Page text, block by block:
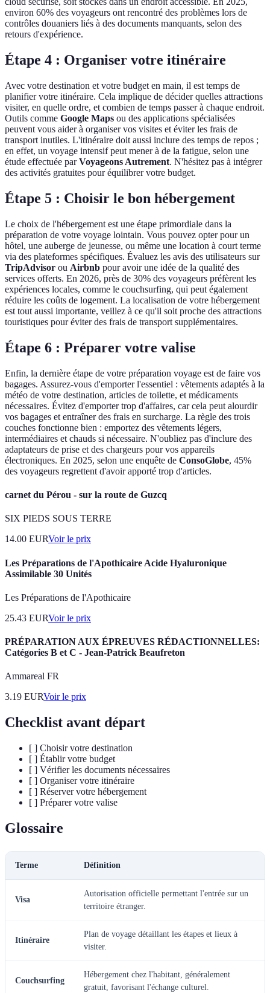
environ 60% des voyageurs ont rencontré des problèmes lors de
contrôles douaniers liés à des documents manquants, selon des
retours d'expérience.
Étape 4 : Organiser votre itinéraire
Avec votre destination et votre budget en main, il est temps de
planifier votre itinéraire. Cela implique de décider quelles attractions
visiter, en quelle ordre, et combien de temps passer à chaque endroit.
Outils comme Google Maps ou des applications spécialisées
peuvent vous aider à organiser vos visites et éviter les frais de
transport inutiles. L'itinéraire doit aussi inclure des temps de repos ;
en effet, un voyage intensif peut mener à de la fatigue, selon une
étude effectuée parVoyageons Autrement. N'hésitez pas à intégrer
des activités gratuites pour équilibrer votre budget.
Étape 5 : Choisir le bon hébergement
Le choix de l'hébergement est une étape primordiale dans la
préparation de votre voyage lointain. Vous pouvez opter pour un
hôtel, une auberge de jeunesse, ou même une location à court terme
via des plateformes spécifiques. Évaluez les avis des utilisateurs sur
TripAdvisor ou Airbnb pour avoir une idée de la qualité des
services offerts. En 2026, près de 30% des voyageurs préfèrent les
expériences locales, comme le couchsurfing, qui peut également
réduire les coûts de logement. La localisation de votre hébergement
est tout aussi importante, veillez à ce qu'il soit proche des attractions
touristiques pour éviter des frais de transport supplémentaires.
Étape 6 : Préparer votre valise
Enfin, la dernière étape de votre préparation voyage est de faire vos
bagages. Assurez-vous d'emporter l'essentiel : vêtements adaptés à la
météo de votre destination, articles de toilette, et médicaments
nécessaires. Évitez d'emporter trop d'affaires, car cela peut alourdir
vos bagages et entraîner des frais en surcharge. La règle des trois
couches fonctionne bien : emportez des vêtements légers,
intermédiaires et chauds si nécessaire. N'oubliez pas d'inclure des
adaptateurs de prise et des chargeurs pour vos appareils
électroniques. En 2025, selon une enquête de ConsoGlobe, 45%
des voyageurs regrettent d'avoir apporté trop d'articles.
carnet du Pérou - sur la route de Guzcq
SIX PIEDS SOUS TERRE
14.00 EURVoir le prix
Les Préparations de l'Apothicaire Acide Hyaluronique
Assimilable 30 Unités
Les Préparations de l'Apothicaire
25.43 EURVoir le prix
PRÉPARATION AUX ÉPREUVES RÉDACTIONNELLES:
Catégories B et C - Jean-Patrick Beaufreton
Ammareal FR
3.19 EURVoir le prix
Checklist avant départ
[ ] Choisir votre destination
[ ] Établir votre budget
[ ] Vérifier les documents nécessaires
[ ] Organiser votre itinéraire
[ ] Réserver votre hébergement
[ ] Préparer votre valise
Glossaire
Terme Définition
Visa
Autorisation officielle permettant l'entrée sur un
territoire étranger.
Itinéraire
Plan de voyage détaillant les étapes et lieux à
visiter.
Couchsurfing
Hébergement chez l'habitant, généralement
gratuit, favorisant l'échange culturel.